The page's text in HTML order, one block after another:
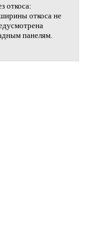
откоса:
откоса не
панелям.